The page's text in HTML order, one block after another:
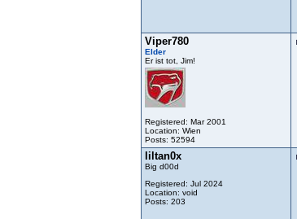
Viper780
Elder
Er ist tot, Jim!
Registered: Mar 2001
Location: Wien
Posts: 52594
liltan0x
Big d00d
Registered: Jul 2024
Location: void
Posts: 203